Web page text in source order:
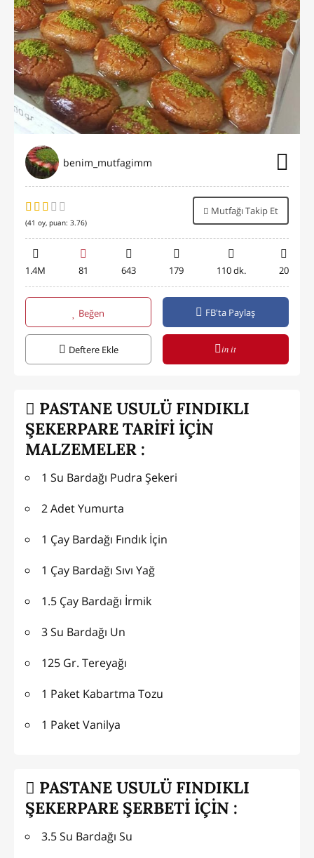
benim_mutfagimm
(41 oy, puan: 3.76)
Mutfağı Takip Et
1.4M 81 643 179 110 dk. 20
Beğen FB'ta Paylaş
Deftere Ekle in it
PASTANE USULÜ FINDIKLI
ŞEKERPARE TARİFİ İÇİN
MALZEMELER :
1 Su Bardağı Pudra Şekeri
2 Adet Yumurta
1 Çay Bardağı Fındık İçin
1 Çay Bardağı Sıvı Yağ
1.5 Çay Bardağı İrmik
3 Su Bardağı Un
125 Gr. Tereyağı
1 Paket Kabartma Tozu
1 Paket Vanilya
PASTANE USULÜ FINDIKLI
ŞEKERPARE ŞERBETİ İÇİN :
3.5 Su Bardağı Su